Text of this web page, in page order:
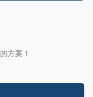
方案！